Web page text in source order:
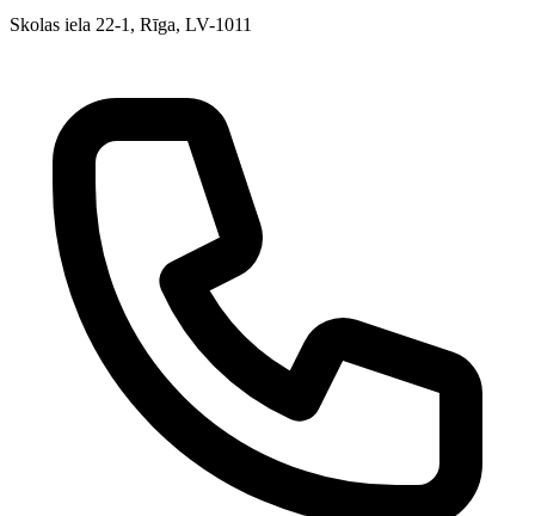
Skolas iela 22-1, Rīga, LV-1011